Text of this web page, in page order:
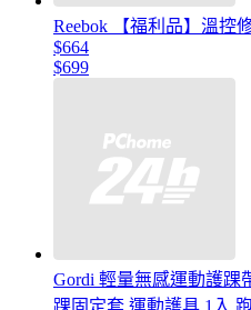
Reebok 【福利品】溫控
$664
$699
Gordi 輕量無感運動護踝